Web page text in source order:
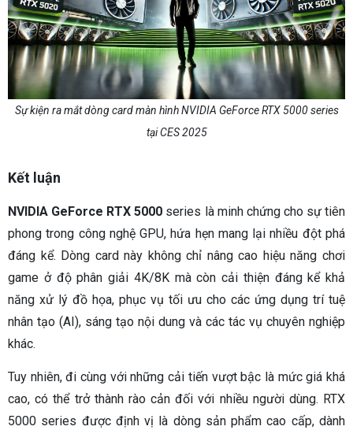
Sự kiện ra mắt dòng card màn hình NVIDIA GeForce RTX 5000 series
tại CES 2025
Kết luận
NVIDIA GeForce RTX 5000 series là minh chứng cho sự tiên
phong trong công nghệ GPU, hứa hẹn mang lại nhiều đột phá
đáng kể. Dòng card này không chỉ nâng cao hiệu năng chơi
game ở độ phân giải 4K/8K mà còn cải thiện đáng kể khả
năng xử lý đồ họa, phục vụ tối ưu cho các ứng dụng trí tuệ
nhân tạo (AI), sáng tạo nội dung và các tác vụ chuyên nghiệp
khác.
Tuy nhiên, đi cùng với những cải tiến vượt bậc là mức giá khá
cao, có thể trở thành rào cản đối với nhiều người dùng. RTX
5000 series được định vị là dòng sản phẩm cao cấp, dành